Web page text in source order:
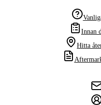
Innan
Hitta